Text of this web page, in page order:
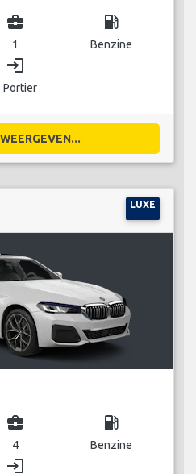
business_center
1
local_gas_station
Benzine
login
Portier
LUXE
business_center
4
local_gas_station
Benzine
login